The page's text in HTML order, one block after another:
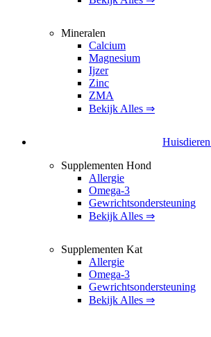
Mineralen
Calcium
Magnesium
Ijzer
Zinc
ZMA
Bekijk Alles ⇒
Supplementen Hond
Allergie
Omega-3
Gewrichtsondersteuning
Bekijk Alles ⇒
Supplementen Kat
Allergie
Omega-3
Gewrichtsondersteuning
Bekijk Alles ⇒